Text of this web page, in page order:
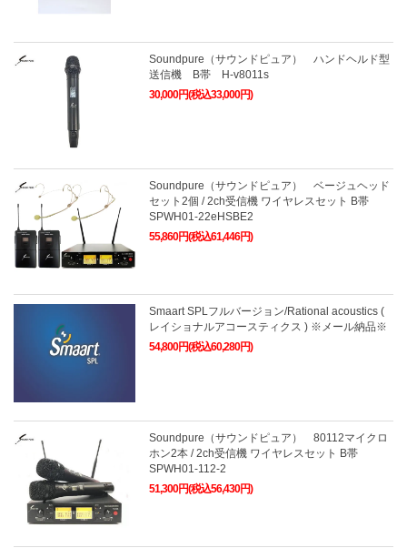
Soundpure（サウンドピュア） ハンドヘルド型
送信機 B帯 H-v8011s
30,000円(税込33,000円)
Soundpure（サウンドピュア） ベージュヘッド
セット2個 / 2ch受信機 ワイヤレスセット B帯
SPWH01-22eHSBE2
55,860円(税込61,446円)
Smaart SPLフルバージョン/Rational acoustics (
レイショナルアコースティクス ) ※メール納品※
54,800円(税込60,280円)
Soundpure（サウンドピュア） 80112マイクロ
ホン2本 / 2ch受信機 ワイヤレスセット B帯
SPWH01-112-2
51,300円(税込56,430円)